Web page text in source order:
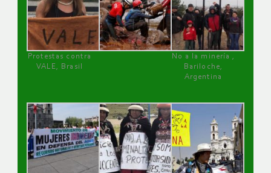
Protestas contra
VALE, Brasil
No a la minería ,
Bariloche,
Argentina